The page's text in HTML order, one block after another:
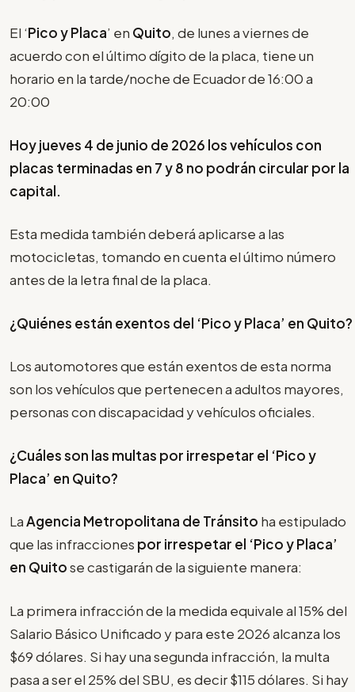
El ‘Pico y Placa’ en Quito, de lunes a viernes de
acuerdo con el último dígito de la placa, tiene un
horario en la tarde/noche de Ecuador de 16:00 a
20:00
Hoy jueves 4 de junio de 2026 los vehículos con
placas terminadas en 7 y 8 no podrán circular por la
capital.
Esta medida también deberá aplicarse a las
motocicletas, tomando en cuenta el último número
antes de la letra final de la placa.
¿Quiénes están exentos del ‘Pico y Placa’ en Quito?
Los automotores que están exentos de esta norma
son los vehículos que pertenecen a adultos mayores,
personas con discapacidad y vehículos oficiales.
¿Cuáles son las multas por irrespetar el ‘Pico y
Placa’ en Quito?
LaAgencia Metropolitana de Tránsito ha estipulado
que las infracciones por irrespetar el ‘Pico y Placa’
en Quitose castigarán de la siguiente manera:
La primera infracción de la medida equivale al 15% del
Salario Básico Unificado y para este 2026 alcanza los
$69 dólares. Si hay una segunda infracción, la multa
pasa a ser el 25% del SBU, es decir $115 dólares. Si hay